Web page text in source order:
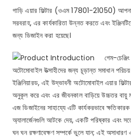
গাড়ি এয়ার ফিল্টার (ওএম 17801-21050)
সরবরাহ, এর কার্যকারিতা উন্নত করতে এবং
জন্য ডিজাইন করা হয়েছে।
গেম-
অটোমোবাইল উত্সাহীদের জন্য চূড়ান্ত সমাধান পরিচয়
ইঞ্জিনিয়ারড, এই উদ্ভাবনী অটোমোবাইল এয়ার
অনুকূল করে এবং এর জীবনকাল বাড়িয়ে উচ্চতর বায়ু
এজ ডিজাইনের সাহায্যে এটি কার্যকরভাবে
অ্যালার্জেনগুলি আটকে দেয়, একটি পরিষ্কার এবং
ঘন ঘন রক্ষণাবেক্ষণ সম্পর্কে ভুলে যান; এই অসাধারণ